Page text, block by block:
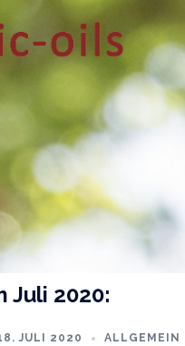
Juli 2020:
JULI 2020 ALLGEMEIN